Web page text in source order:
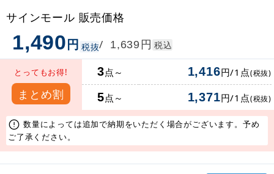
サインモール 販売価格
1,490円 税抜/ 1,639円 税込
とってもお得!
まとめ割
3点～ 1,416円/1点(税抜)
5点～ 1,371円/1点(税抜)
数量によっては追加で納期をいただく場合がございます。予め
ご了承ください。